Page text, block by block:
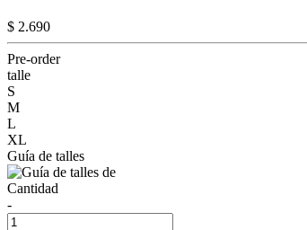
$ 2.690
Pre-order
talle
S
M
L
XL
Guía de talles
Cantidad
-